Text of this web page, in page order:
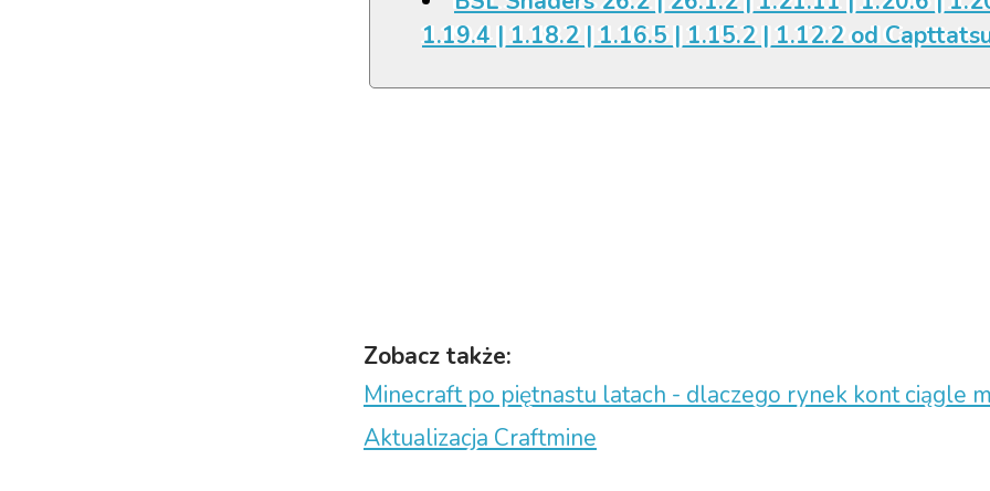
1.19.4 | 1.18.2 | 1.16.5 | 1.15.2 | 1.12.2 od
Zobacz także:
Minecraft po piętnastu latach - dlaczego rynek kont ciągle
Aktualizacja Craftmine